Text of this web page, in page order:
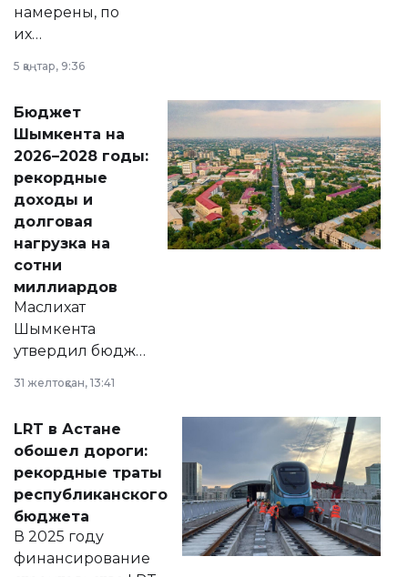
намерены, по
их
принести
народу
Венесуэлы.
5 қаңтар, 9:36
Бюджет
Шымкента на
2026–2028 годы:
рекордные
доходы и
долговая
нагрузка на
сотни
миллиардов
Маслихат
Шымкента
утвердил бюджет
2028 годы.
документ
появился в базе
нормативных
правовых актов и
на сайте маслихат
города.
31 желтоқсан, 13:41
LRT в Астане
обошел дороги:
рекордные траты
республиканского
бюджета
В 2025 году
финансирование